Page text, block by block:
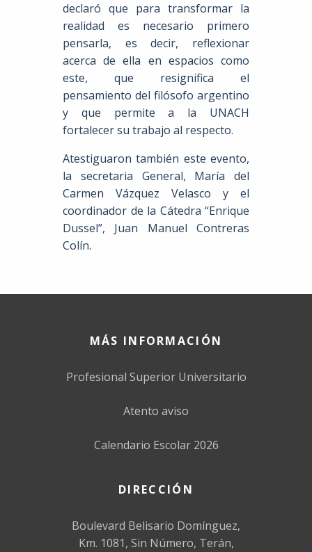
declaró que para transformar la
realidad es necesario primero
pensarla, es decir, reflexionar
acerca de ella en espacios como
este, que resignifica el
pensamiento del filósofo argentino
y que permite a la UNACH
fortalecer su trabajo al respecto.
Atestiguaron también este evento,
la secretaria General, María del
Carmen Vázquez Velasco y el
coordinador de la Cátedra “Enrique
Dussel”, Juan Manuel Contreras
Colín.
MÁS INFORMACIÓN
Profesional Superior Universitario
Atento aviso
Calendario Escolar 2026
DIRECCIÓN
Boulevard Belisario Domínguez,
Km. 1081, Sin Número, Terán,